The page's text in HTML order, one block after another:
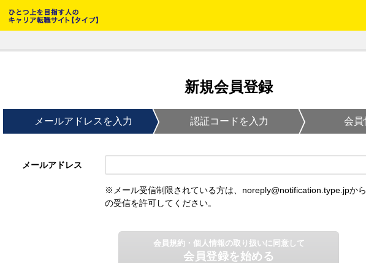
新規会員登録
メールアドレスを入力 認証コードを入力 会員
メールアドレス
※メール受信制限されている方は、noreply@notification.type.jpから
の受信を許可してください。
会員規約・個人情報の取り扱いに同意して
会員登録を始める